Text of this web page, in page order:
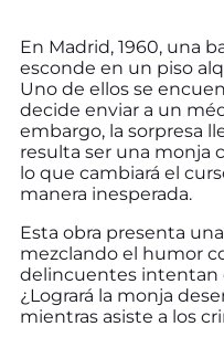
En Madrid, 1960, una
esconde en un piso
Uno de ellos se
decide enviar a un
embargo, la sorpresa
resulta ser una monja
lo que cambiará el
manera inesperada.
Esta obra presenta
mezclando el humor
delincuentes intentan
¿Logrará la monja
mientras asiste a los